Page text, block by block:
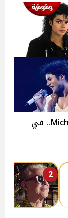
بدء تصوير الفيلم العالمي الجديد 2 Michael.. في
2